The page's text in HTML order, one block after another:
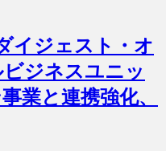
イジェスト・オ
ジネスユニッ
業と連携強化、